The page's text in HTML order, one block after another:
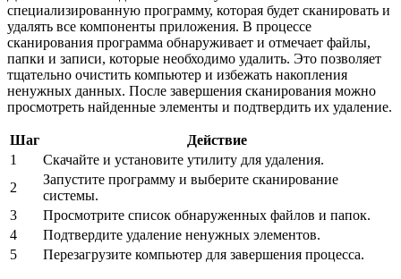
специализированную программу, которая будет сканировать и
удалять все компоненты приложения. В процессе
сканирования программа обнаруживает и отмечает файлы,
папки и записи, которые необходимо удалить. Это позволяет
тщательно очистить компьютер и избежать накопления
ненужных данных. После завершения сканирования можно
просмотреть найденные элементы и подтвердить их удаление.
Шаг
Действие
1
Скачайте и установите утилиту для удаления.
2
Запустите программу и выберите сканирование
системы.
3
Просмотрите список обнаруженных файлов и папок.
4
Подтвердите удаление ненужных элементов.
5
Перезагрузите компьютер для завершения процесса.